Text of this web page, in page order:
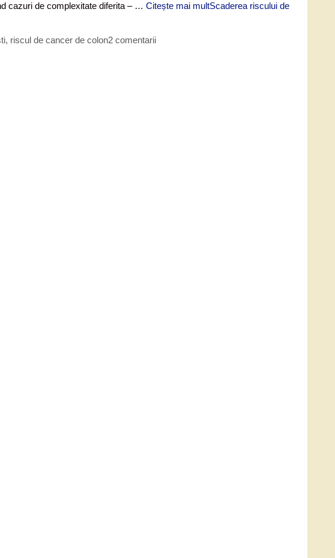
cazuri de complexitate diferita – … Citește mai multScaderea riscului de
, riscul de cancer de colon2 comentarii